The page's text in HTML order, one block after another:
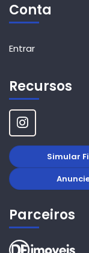
Conta
Entrar
Recursos
Simular
Parceiros